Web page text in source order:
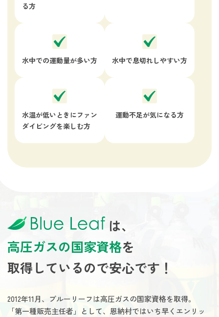
る方
水中での運動量が多い方 水中で息切れしやすい方
水温が低いときにファン
ダイビングを楽しむ方
運動不足が気になる方
は、
高圧ガスの国家資格を
取得しているので安心です！
2012年11月、ブルーリーフは高圧ガスの国家資格を取得。
「第一種販売主任者」として、恩納村ではいち早くエンリッ